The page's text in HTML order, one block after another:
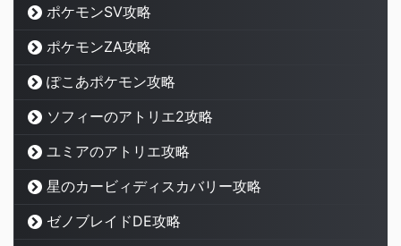
ポケモンSV攻略
ポケモンZA攻略
ぽこあポケモン攻略
ソフィーのアトリエ2攻略
ユミアのアトリエ攻略
星のカービィディスカバリー攻略
ゼノブレイドDE攻略